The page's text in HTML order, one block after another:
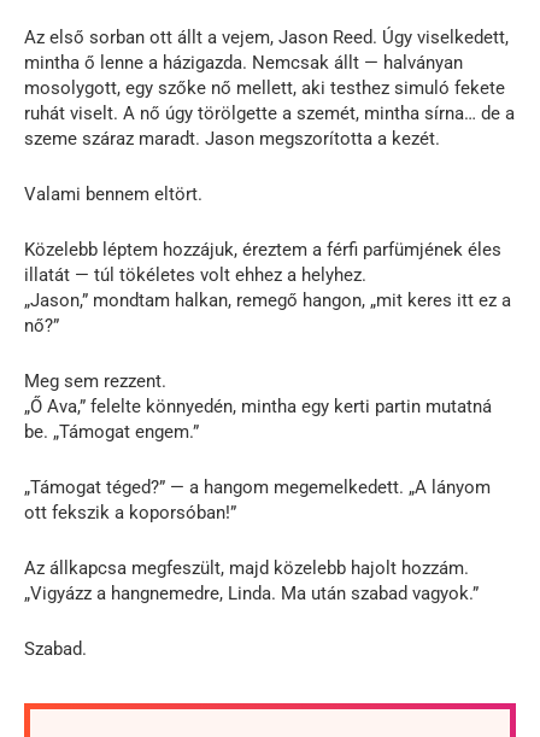
Az első sorban ott állt a vejem, Jason Reed. Úgy viselkedett,
mintha ő lenne a házigazda. Nemcsak állt — halványan
mosolygott, egy szőke nő mellett, aki testhez simuló fekete
ruhát viselt. A nő úgy törölgette a szemét, mintha sírna… de a
szeme száraz maradt. Jason megszorította a kezét.
Valami bennem eltört.
Közelebb léptem hozzájuk, éreztem a férfi parfümjének éles
illatát — túl tökéletes volt ehhez a helyhez.
„Jason,” mondtam halkan, remegő hangon, „mit keres itt ez a
nő?”
Meg sem rezzent.
„Ő Ava,” felelte könnyedén, mintha egy kerti partin mutatná
be. „Támogat engem.”
„Támogat téged?” — a hangom megemelkedett. „A lányom
ott fekszik a koporsóban!”
Az állkapcsa megfeszült, majd közelebb hajolt hozzám.
„Vigyázz a hangnemedre, Linda. Ma után szabad vagyok.”
Szabad.